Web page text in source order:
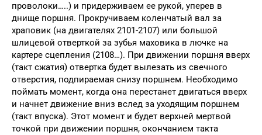
проволоки…..) и придерживаем ее рукой, уперев в
днище поршня. Прокручиваем коленчатый вал за
храповик (на двигателях 2101-2107) или большой
шлицевой отверткой за зубья маховика в лючке на
картере сцепления (2108…). При движении поршня вверх
(такт сжатия) отвертка будет вылезать из свечного
отверстия, подпираемая снизу поршнем. Необходимо
поймать момент, когда она перестанет двигаться вверх
и начнет движение вниз вслед за уходящим поршнем
(такт впуска). Этот момент и будет верхней мертвой
точкой при движении поршня, окончанием такта